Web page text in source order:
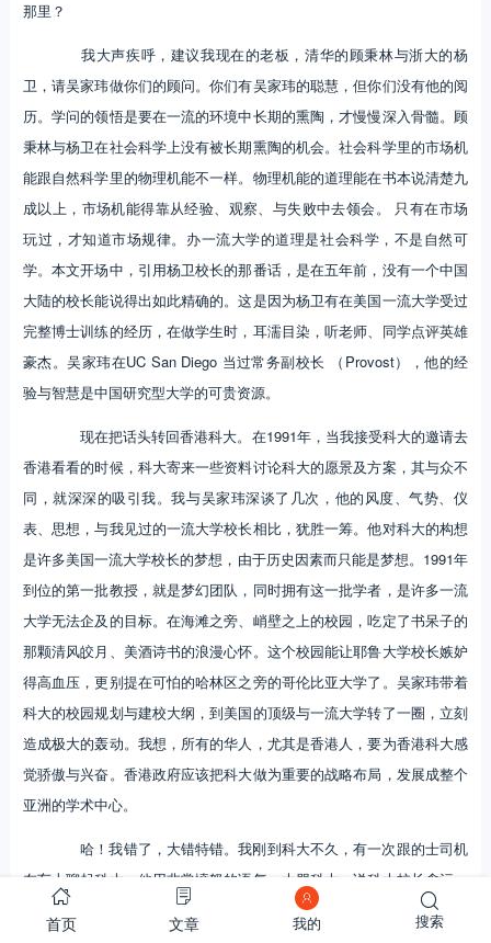
那里？
我大声疾呼，建议我现在的老板，清华的顾秉林与浙大的杨
卫，请吴家玮做你们的顾问。你们有吴家玮的聪慧，但你们没有他的阅
历。学问的领悟是要在一流的环境中长期的熏陶，才慢慢深入骨髓。顾
秉林与杨卫在社会科学上没有被长期熏陶的机会。社会科学里的市场机
能跟自然科学里的物理机能不一样。物理机能的道理能在书本说清楚九
成以上，市场机能得靠从经验、观察、与失败中去领会。 只有在市场
玩过，才知道市场规律。办一流大学的道理是社会科学，不是自然可
学。本文开场中，引用杨卫校长的那番话，是在五年前，没有一个中国
大陆的校长能说得出如此精确的。这是因为杨卫有在美国一流大学受过
完整博士训练的经历，在做学生时，耳濡目染，听老师、同学点评英雄
豪杰。吴家玮在UC San Diego 当过常务副校长 （Provost），他的经
验与智慧是中国研究型大学的可贵资源。
现在把话头转回香港科大。在1991年，当我接受科大的邀请去
香港看看的时候，科大寄来一些资料讨论科大的愿景及方案，其与众不
同，就深深的吸引我。我与吴家玮深谈了几次，他的风度、气势、仪
表、思想，与我见过的一流大学校长相比，犹胜一筹。他对科大的构想
是许多美国一流大学校长的梦想，由于历史因素而只能是梦想。1991年
到位的第一批教授，就是梦幻团队，同时拥有这一批学者，是许多一流
大学无法企及的目标。在海滩之旁、峭壁之上的校园，吃定了书呆子的
那颗清风皎月、美酒诗书的浪漫心怀。这个校园能让耶鲁大学校长嫉妒
得高血压，更别提在可怕的哈林区之旁的哥伦比亚大学了。吴家玮带着
科大的校园规划与建校大纲，到美国的顶级与一流大学转了一圈，立刻
造成极大的轰动。我想，所有的华人，尤其是香港人，要为香港科大感
觉骄傲与兴奋。香港政府应该把科大做为重要的战略布局，发展成整个
亚洲的学术中心。
哈！我错了，大错特错。我刚到科大不久，有一次跟的士司机
在车上聊起科大，他用非常愤怒的语气，大骂科大。说科大校长贪污，
在家里盖了大游泳池，又说科大浪费人民血汗钱。我当时极为震惊，渐
首页 文章 我的 搜索